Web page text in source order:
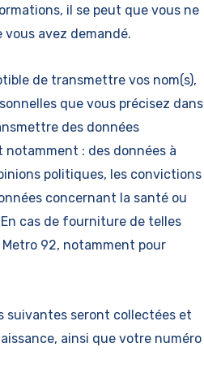
il se peut que vous ne
avez demandé.
de transmettre vos nom(s),
que vous précisez dans
des données
: des données à
politiques, les convictions
concernant la santé ou
cas de fourniture de telles
92, notamment pour
suivantes seront collectées et
ainsi que votre numéro